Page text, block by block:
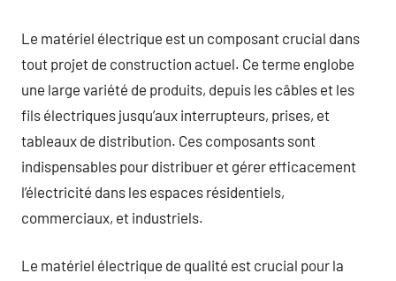
Le matériel électrique est un composant crucial dans
tout projet de construction actuel. Ce terme englobe
une large variété de produits, depuis les câbles et les
fils électriques jusqu’aux interrupteurs, prises, et
tableaux de distribution. Ces composants sont
indispensables pour distribuer et gérer efficacement
l’électricité dans les espaces résidentiels,
commerciaux, et industriels.
Le matériel électrique de qualité est crucial pour la